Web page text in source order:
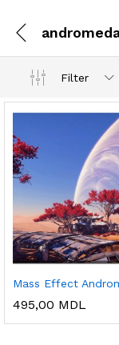
Filter
Mass Effect
495,00 MDL